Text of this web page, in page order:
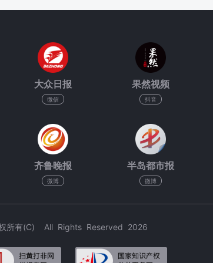
大众日报
微信
果然视频
抖音
齐鲁晚报
微博
半岛都市报
微博
所有(C) All Rights Reserved 2026